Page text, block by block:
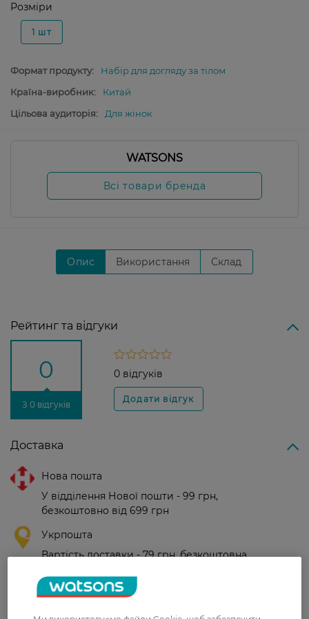
Розміри
1 шт
Формат продукту:
Набір для догляду за тілом
Країна-виробник:
Китай
Цільова аудиторія:
Для жінок
WATSONS
Всі товари бренда
Опис Використання Склад
Рейтинг та відгуки
0
З 0 відгуків
0 відгуків
Доставка
Нова пошта
У відділення Нової пошти - 99 грн,
безкоштовно від 699 грн
Укрпошта
Вартість доставки - 79 грн, безкоштовна
Забрати сьогодні в магазині Watsons
Вартість доставки - 0 грн